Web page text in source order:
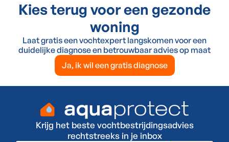
Kies terug voor een gezonde
woning
Laat gratis een vochtexpert langskomen voor een
duidelijke diagnose en betrouwbaar advies op maat
Ja, ik wil een gratis diagnose
Krijg het beste vochtbestrijdingsadvies
rechtstreeks in je inbox